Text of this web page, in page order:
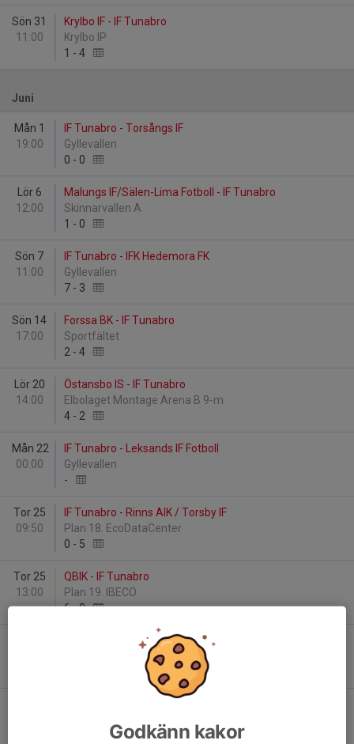
Sön 31
11:00
Krylbo IF - IF Tunabro
Krylbo IP
1 - 4
Juni
Mån 1
19:00
IF Tunabro - Torsångs IF
Gyllevallen
0 - 0
Lör 6
12:00
Malungs IF/Sälen-Lima Fotboll - IF Tunabro
Skinnarvallen A
1 - 0
Sön 7
11:00
IF Tunabro - IFK Hedemora FK
Gyllevallen
7 - 3
Sön 14
17:00
Forssa BK - IF Tunabro
Sportfältet
2 - 4
Lör 20
14:00
Östansbo IS - IF Tunabro
Elbolaget Montage Arena B 9-m
4 - 2
Mån 22
00:00
IF Tunabro - Leksands IF Fotboll
Gyllevallen
-
Tor 25
09:50
IF Tunabro - Rinns AIK / Torsby IF
Plan 18. EcoDataCenter
0 - 5
Tor 25
13:00
QBIK - IF Tunabro
Plan 19. IBECO
6-0
IF Tunabro - Ösmo GIF FK
Godkänn kakor